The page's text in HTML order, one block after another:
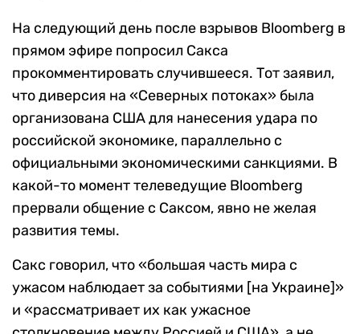
На следующий день после взрывов Bloomberg в
прямом эфире попросил Сакса
прокомментировать случившееся. Тот заявил,
что диверсия на «Северных потоках» была
организована США для нанесения удара по
российской экономике, параллельно с
официальными экономическими санкциями. В
какой-то момент телеведущие Bloomberg
прервали общение с Саксом, явно не желая
развития темы.
Сакс говорил, что «большая часть мира с
ужасом наблюдает за событиями [на Украине]»
и «рассматривает их как ужасное